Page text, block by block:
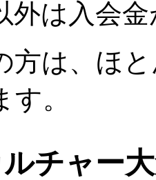
外は入会
方は、ほ
。
チャー